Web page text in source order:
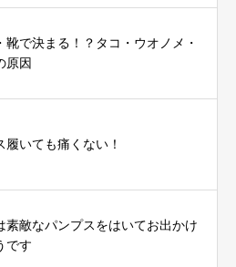
靴で決まる！？タコ・ウオノメ・
原因
履いても痛くない！
素敵なパンプスをはいてお出かけ
です